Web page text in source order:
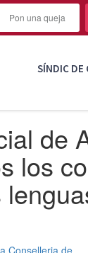
Pon una queja
SÍNDIC DE
de
los
Conselleria de